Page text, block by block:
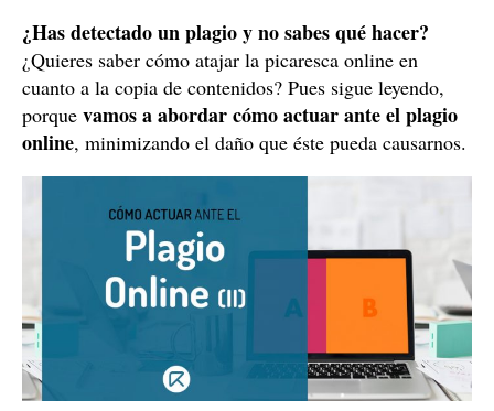
¿Has detectado un plagio y no sabes qué hacer?
¿Quieres saber cómo atajar la picaresca online en
cuanto a la copia de contenidos? Pues sigue leyendo,
porque vamos a abordar cómo actuar ante el plagio
online, minimizando el daño que éste pueda causarnos.